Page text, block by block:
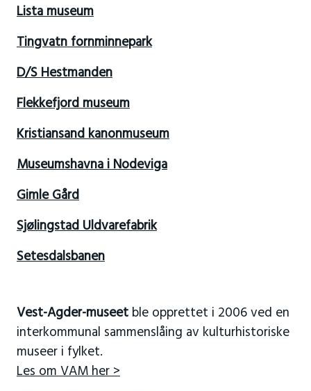
Lista museum
Tingvatn fornminnepark
D/S Hestmanden
Flekkefjord museum
Kristiansand kanonmuseum
Museumshavna i Nodeviga
Gimle Gård
Sjølingstad Uldvarefabrik
Setesdalsbanen
Vest-Agder-museetble opprettet i 2006 ved en
interkommunal sammenslåing av kulturhistoriske
museer i fylket.
Les om VAM her >